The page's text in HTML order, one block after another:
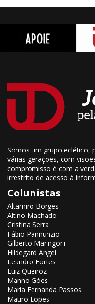
Somos um grupo eclético,
várias gerações, com
compromisso é com a
irrestrito de acesso à
Colunistas
Altamiro Borges
Altino Machado
Cristina Serra
Fábio Pannunzio
Gilberto Maringoni
Hildegard Angel
Leandro Fortes
Luiz Queiroz
Manno Góes
Maria Fernanda Passos
Mauro Lopes